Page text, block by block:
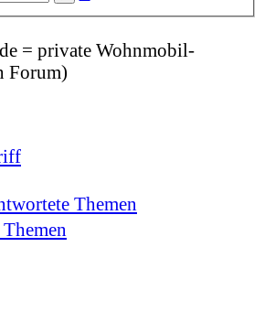
= private Wohnmobil-
Forum)
Themen